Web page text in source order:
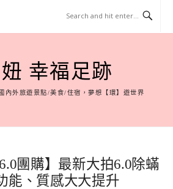
幸福足跡
內外旅遊景點/美食/住宿，夢想【環】遊世界
團購】最新大拍6.0除蟎
能、質感大大提升